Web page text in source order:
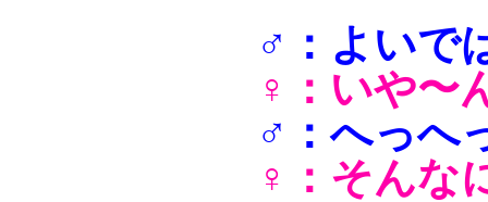
♂：よいで
♀：いや〜
♂：へっへ
♀：そんな